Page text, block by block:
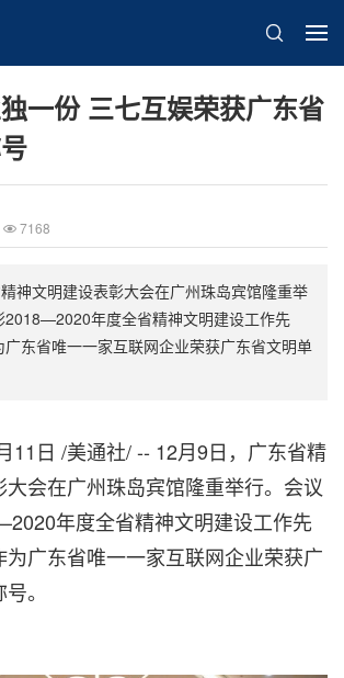
一份 三七互娱荣获广东省
7168
神文明建设表彰大会在广州珠岛宾馆隆重举
2018—2020年度全省精神文明建设工作先
东省唯一一家互联网企业荣获广东省文明单
11日 /美通社/ -- 12月9日，广东省精
会在广州珠岛宾馆隆重举行。会议
年度全省精神文明建设工作先
为广东省唯一一家互联网企业荣获广
。